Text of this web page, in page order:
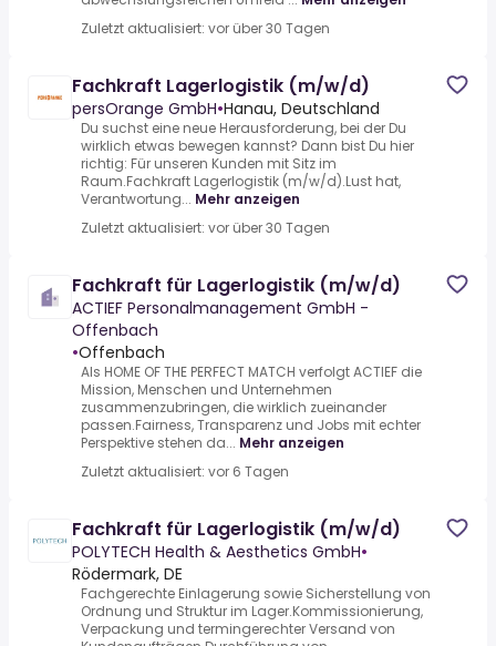
Zuletzt aktualisiert: vor über 30 Tagen
Fachkraft Lagerlogistik (m/w/d)
persOrange GmbH•Hanau, Deutschland
Du suchst eine neue Herausforderung, bei der Du
wirklich etwas bewegen kannst? Dann bist Du hier
richtig: Für unseren Kunden mit Sitz im
Raum.Fachkraft Lagerlogistik (m/w/d).Lust hat,
Verantwortung... Mehr anzeigen
Zuletzt aktualisiert: vor über 30 Tagen
Fachkraft für Lagerlogistik (m/w/d)
ACTIEF Personalmanagement GmbH -
Offenbach
•Offenbach
Als HOME OF THE PERFECT MATCH verfolgt ACTIEF die
Mission, Menschen und Unternehmen
zusammenzubringen, die wirklich zueinander
passen.Fairness, Transparenz und Jobs mit echter
Perspektive stehen da... Mehr anzeigen
Zuletzt aktualisiert: vor 6 Tagen
Fachkraft für Lagerlogistik (m/w/d)
POLYTECH Health & Aesthetics GmbH•
Rödermark, DE
Fachgerechte Einlagerung sowie Sicherstellung von
Ordnung und Struktur im Lager.Kommissionierung,
Verpackung und termingerechter Versand von